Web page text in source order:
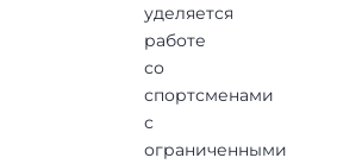
уделяется
работе
со
спортсменами
с
ограниченными